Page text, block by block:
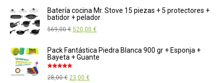
Batería cocina Mr. Stove 15 piezas + 5 protectores +
batidor + pelador
569,00€ El
original
569,00 €.
520,00 €El
actual
Pack Fantástica Piedra Blanca 900 gr + Esponja +
Bayeta + Guante
con5.00de
28,00€ El
23,00 €El